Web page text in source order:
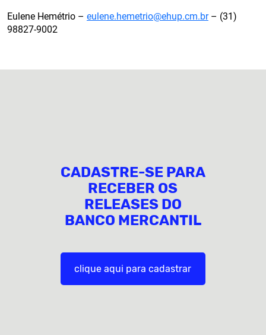
Eulene Hemétrio – eulene.hemetrio@ehup.cm.br– (31)
98827-9002
CADASTRE-SE PARA
RECEBER OS
RELEASES DO
BANCO MERCANTIL
clique aqui para cadastrar